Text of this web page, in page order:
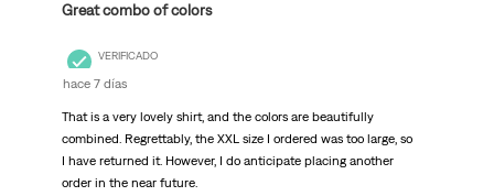
Great combo of colors
VERIFICADO
hace 7 días
That is a very lovely shirt, and the colors are beautifully
combined. Regrettably, the XXL size I ordered was too large, so
I have returned it. However, I do anticipate placing another
order in the near future.